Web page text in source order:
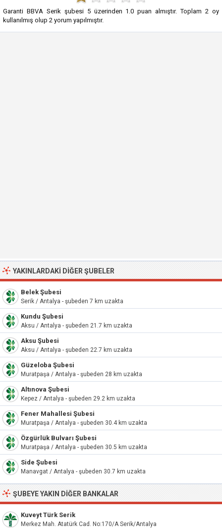
Garanti BBVA Serik şubesi 5üzerinden 1.0 puan almıştır. Toplam2 oy
kullanılmış olup 2 yorum yapılmıştır.
YAKINLARDAKI DIĞER ŞUBELER
Belek Şubesi
Serik / Antalya - şubeden 7 km uzakta
Kundu Şubesi
Aksu / Antalya - şubeden 21.7 km uzakta
Aksu Şubesi
Aksu / Antalya - şubeden 22.7 km uzakta
Güzeloba Şubesi
Muratpaşa / Antalya - şubeden 28 km uzakta
Altınova Şubesi
Kepez / Antalya - şubeden 29.2 km uzakta
Fener Mahallesi Şubesi
Muratpaşa / Antalya - şubeden 30.4 km uzakta
Özgürlük Bulvarı Şubesi
Muratpaşa / Antalya - şubeden 30.5 km uzakta
Side Şubesi
Manavgat / Antalya - şubeden 30.7 km uzakta
ŞUBEYE YAKIN DIĞER BANKALAR
Kuveyt Türk Serik
Merkez Mah. Atatürk Cad. No:170/A Serik/Antalya